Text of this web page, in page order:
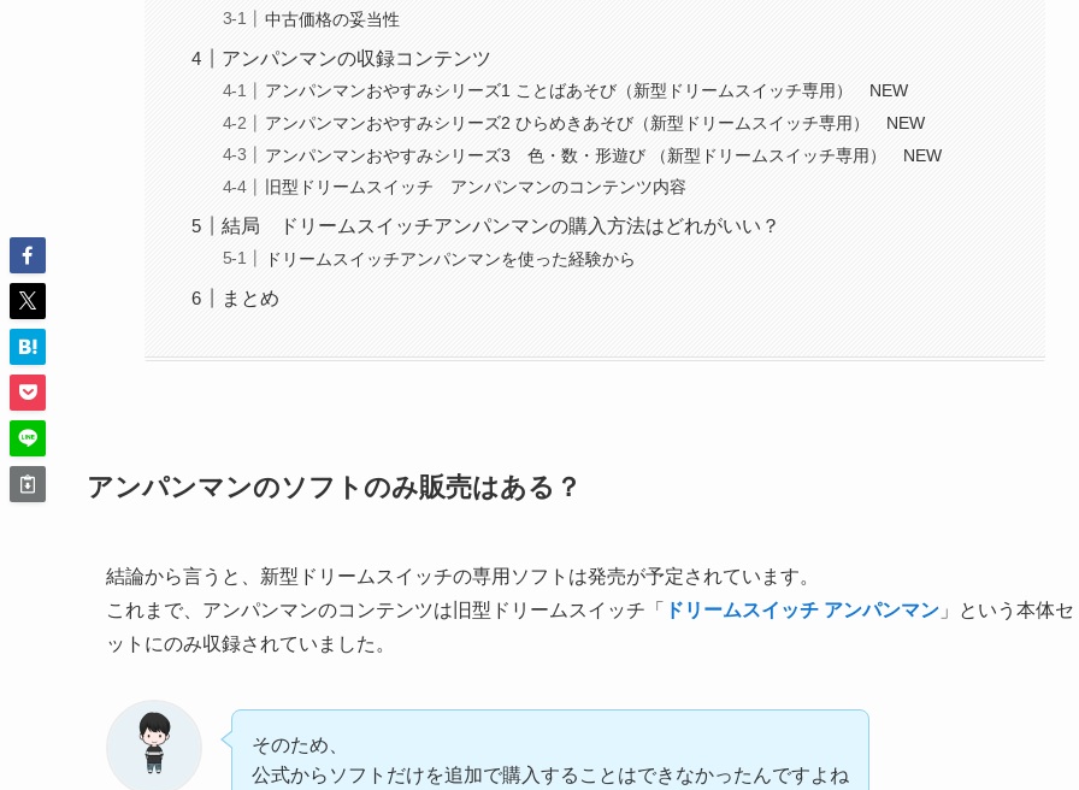
中古価格の妥当性
アンパンマンの収録コンテンツ
アンパンマンおやすみシリーズ1 ことばあそび（新型ドリームスイッチ専用） NEW
アンパンマンおやすみシリーズ2 ひらめきあそび（新型ドリームスイッチ専用） NEW
アンパンマンおやすみシリーズ3 色・数・形遊び （新型ドリームスイッチ専用） NEW
旧型ドリームスイッチ アンパンマンのコンテンツ内容
結局 ドリームスイッチアンパンマンの購入方法はどれがいい？
ドリームスイッチアンパンマンを使った経験から
まとめ
アンパンマンのソフトのみ販売はある？
結論から言うと、新型ドリームスイッチの専用ソフトは発売が予定されています。
これまで、アンパンマンのコンテンツは旧型ドリームスイッチ「
ドリームスイッチ アンパンマン 」という本体セ
ットにのみ収録されていました。
そのため、
公式からソフトだけを追加で購入することはできなかったんですよね